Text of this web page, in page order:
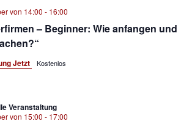
– Beginner: Wie anfangen und
von 14:00 - 16:00
Jetzt Kostenlos
von 15:00 - 17:00
Veranstaltung